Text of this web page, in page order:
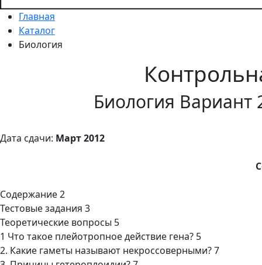
Главная
Каталог
Биология
Биология Вариант
Дата сдачи: Март 2012
Содержание 2
Тестовые задания 3
Теоретические вопросы 5
1 Что такое плейотропное действие гена? 5
2. Какие гаметы называют некроссоверными? 7